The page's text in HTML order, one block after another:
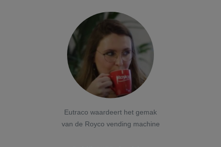
Eutraco waardeert het gemak
van de Royco vending machine